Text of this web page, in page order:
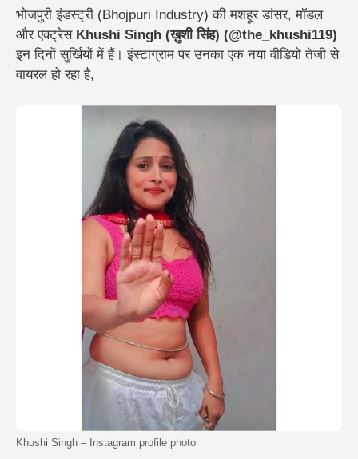
भोजपुरी इंडस्ट्री (Bhojpuri Industry) की मशहूर डांसर, मॉडल
और एक्ट्रेस Khushi Singh (ख़ुशी सिंह) (@the_khushi119)
इन दिनों सुर्खियों में हैं। इंस्टाग्राम पर उनका एक नया वीडियो तेजी से
वायरल हो रहा है,
Khushi Singh – Instagram profile photo